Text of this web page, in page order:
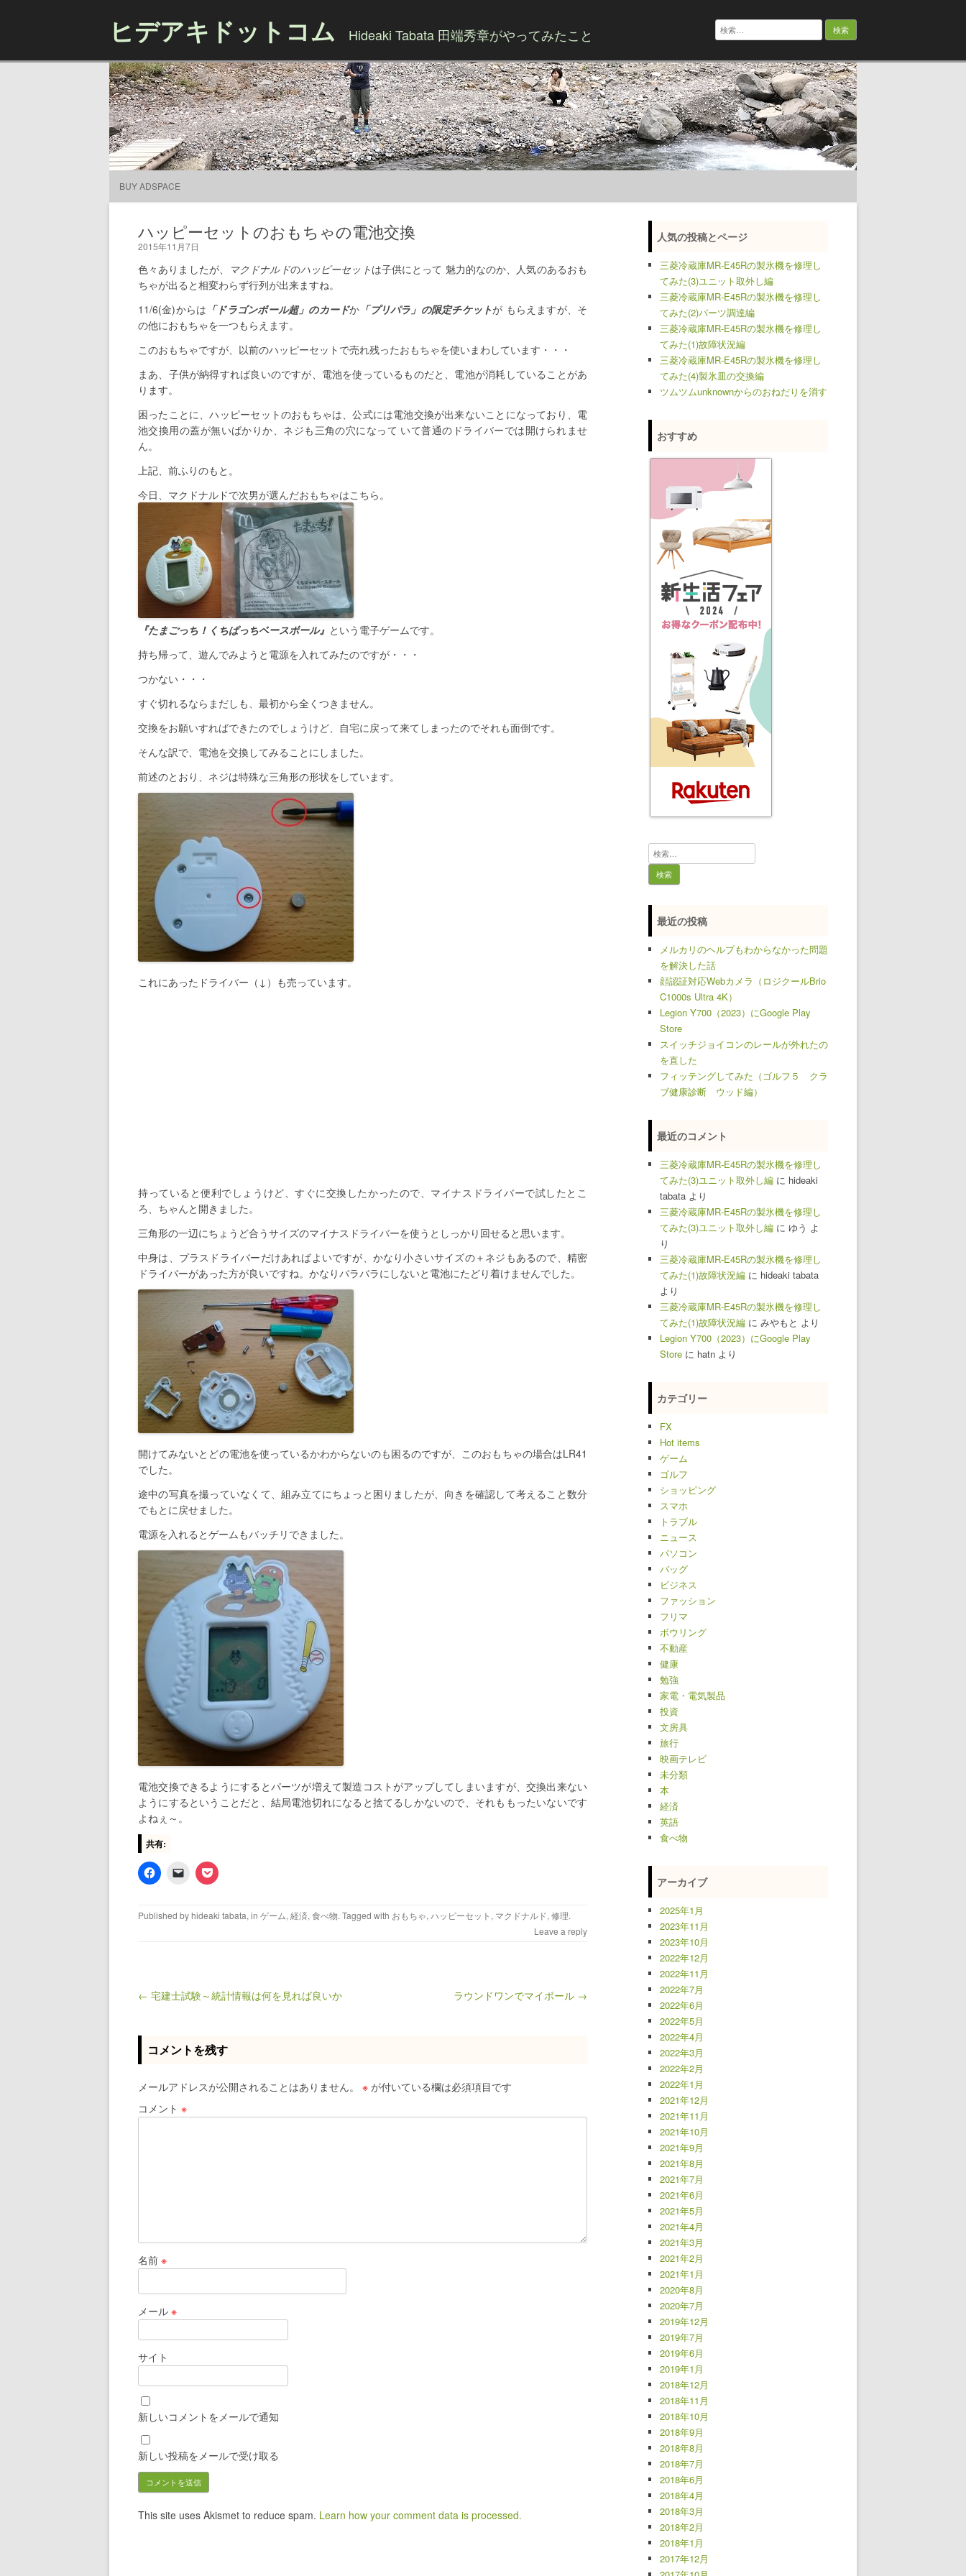
ヒデアキドットコム Hideaki Tabata 田端秀章がやってみたこと
検
索:
BUY ADSPACE
ハッピーセットのおもちゃの電池交換
2015年11月7日
色々ありましたが、 マクドナルドのハッピーセットは子供にとって 魅力的なのか、人気のあるおも
ちゃが出ると相変わらず行列が出来ますね。
11/6(金)からは 「ドラゴンボール超」のカードか 「プリパラ」の限定チケットが もらえますが、そ
の他におもちゃを一つもらえます。
このおもちゃですが、以前のハッピーセットで売れ残ったおもちゃを使いまわしています・・・
まあ、子供が納得すれば良いのですが、電池を使っているものだと、電池が消耗していることがあ
ります。
困ったことに、ハッピーセットのおもちゃは、公式には電池交換が出来ないことになっており、電
池交換用の蓋が無いばかりか、ネジも三角の穴になって いて普通のドライバーでは開けられませ
ん。
上記、前ふりのもと。
今日、マクドナルドで次男が選んだおもちゃはこちら。
『たまごっち！くちぱっちベースボール』 という電子ゲームです。
持ち帰って、遊んでみようと電源を入れてみたのですが・・・
つかない・・・
すぐ切れるならまだしも、最初から全くつきません。
交換をお願いすればできたのでしょうけど、自宅に戻って来てしまったのでそれも面倒です。
そんな訳で、電池を交換してみることにしました。
前述のとおり、ネジは特殊な三角形の形状をしています。
これにあったドライバー（↓）も売っています。
持っていると便利でしょうけど、すぐに交換したかったので、マイナスドライバーで試したとこ
ろ、ちゃんと開きました。
三角形の一辺にちょうど合うサイズのマイナスドライバーを使うとしっかり回せると思います。
中身は、プラスドライバーだけあればよいですが、かなり小さいサイズの＋ネジもあるので、精密
ドライバーがあった方が良いですね。かなりバラバラにしないと電池にたどり着けませんでした。
開けてみないとどの電池を使っているかわからないのも困るのですが、このおもちゃの場合はLR41
でした。
途中の写真を撮っていなくて、組み立てにちょっと困りましたが、向きを確認して考えること数分
でもとに戻せました。
電源を入れるとゲームもバッチリできました。
電池交換できるようにするとパーツが増えて製造コストがアップしてしまいますが、交換出来ない
ようにするということだと、結局電池切れになると捨てるしかないので、それももったいないです
よねぇ～。
共有:
Published by hideaki tabata, in ゲーム, 経済, 食べ物. Tagged with おもちゃ, ハッピーセット , マクドナルド, 修理.
Leave a reply
Post navigation
← 宅建士試験～統計情報は何を見れば良いか ラウンドワンでマイボール →
コメントを残す
メールアドレスが公開されることはありません。 ※ が付いている欄は必須項目です
コメント ※
名前 ※
メール ※
サイト
新しいコメントをメールで通知
新しい投稿をメールで受け取る
This site uses Akismet to reduce spam. Learn how your comment data is processed.
人気の投稿とページ
三菱冷蔵庫MR-E45Rの製氷機を修理し
てみた(3)ユニット取外し編
三菱冷蔵庫MR-E45Rの製氷機を修理し
てみた(2)パーツ調達編
三菱冷蔵庫MR-E45Rの製氷機を修理し
てみた(1)故障状況編
三菱冷蔵庫MR-E45Rの製氷機を修理し
てみた(4)製氷皿の交換編
ツムツムunknownからのおねだりを消す
おすすめ
検
索:
最近の投稿
メルカリのヘルプもわからなかった問題
を解決した話
顔認証対応Webカメラ（ロジクールBrio
C1000s Ultra 4K）
Legion Y700（2023）にGoogle Play
Store
スイッチジョイコンのレールが外れたの
を直した
フィッテングしてみた（ゴルフ５ クラ
ブ健康診断 ウッド編）
最近のコメント
三菱冷蔵庫MR-E45Rの製氷機を修理し
てみた(3)ユニット取外し編 に hideaki
tabata より
三菱冷蔵庫MR-E45Rの製氷機を修理し
てみた(3)ユニット取外し編 に ゆう よ
り
三菱冷蔵庫MR-E45Rの製氷機を修理し
てみた(1)故障状況編 に hideaki tabata
より
三菱冷蔵庫MR-E45Rの製氷機を修理し
てみた(1)故障状況編 に みやもと より
Legion Y700（2023）にGoogle Play
Store に hatn より
カテゴリー
FX
Hot items
ゲーム
ゴルフ
ショッピング
スマホ
トラブル
ニュース
パソコン
バッグ
ビジネス
ファッション
フリマ
ボウリング
不動産
健康
勉強
家電・電気製品
投資
文房具
旅行
映画テレビ
未分類
本
経済
英語
食べ物
アーカイブ
2025年1月
2023年11月
2023年10月
2022年12月
2022年11月
2022年7月
2022年6月
2022年5月
2022年4月
2022年3月
2022年2月
2022年1月
2021年12月
2021年11月
2021年10月
2021年9月
2021年8月
2021年7月
2021年6月
2021年5月
2021年4月
2021年3月
2021年2月
2021年1月
2020年8月
2020年7月
2019年12月
2019年7月
2019年6月
2019年1月
2018年12月
2018年11月
2018年10月
2018年9月
2018年8月
2018年7月
2018年6月
2018年4月
2018年3月
2018年2月
2018年1月
2017年12月